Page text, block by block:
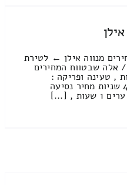
מנווה אילן ← לטירת
מחירון: 2560.42 ₪ / אלה שבטווח המחירים
סבלות , טעינה ופריקה :
1156.35 ₪ / זמן : 49 דקות 48 שניות מחיר נסיעה